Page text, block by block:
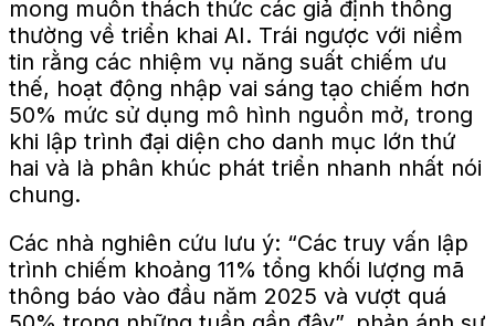
mong muốn thách thức các giả định thông
thường về triển khai AI. Trái ngược với niềm
tin rằng các nhiệm vụ năng suất chiếm ưu
thế, hoạt động nhập vai sáng tạo chiếm hơn
50% mức sử dụng mô hình nguồn mở, trong
khi lập trình đại diện cho danh mục lớn thứ
hai và là phân khúc phát triển nhanh nhất nói
chung.
Các nhà nghiên cứu lưu ý: “Các truy vấn lập
trình chiếm khoảng 11% tổng khối lượng mã
thông báo vào đầu năm 2025 và vượt quá